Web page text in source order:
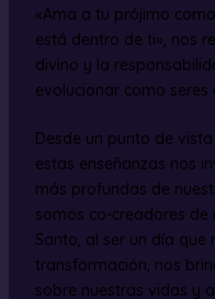
«Ama a tu prójimo
está dentro de ti», nos
divino y la
evolucionar como
Desde un punto de
estas enseñanzas nos
más profundas de
somos co-creadores de
Santo, al ser un día
transformación, nos
sobre nuestras vidas y